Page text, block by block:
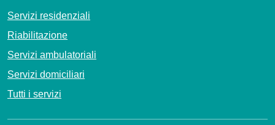
Servizi residenziali
Riabilitazione
Servizi ambulatoriali
Servizi domiciliari
Tutti i servizi